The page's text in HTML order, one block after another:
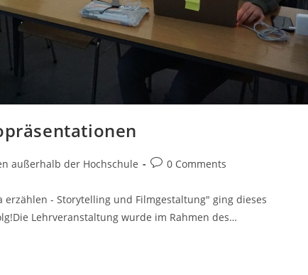
außerhalb der Hochschule 0 Comments
- Storytelling und Filmgestaltung" ging dieses
Lehrveranstaltung wurde im Rahmen des…